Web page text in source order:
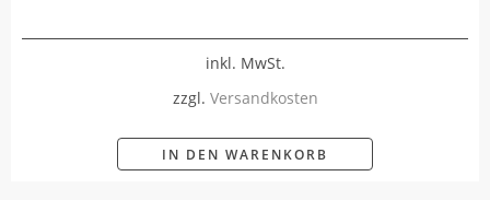
inkl. MwSt.
zzgl. Versandkosten
IN DEN WARENKORB